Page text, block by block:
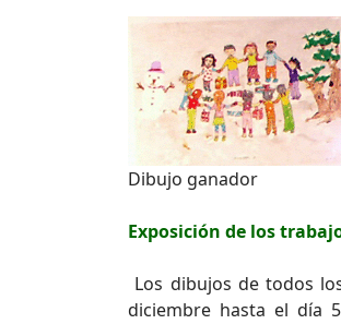
Dibujo ganador
Exposición de los
Los dibujos de todos
diciembre hasta el día